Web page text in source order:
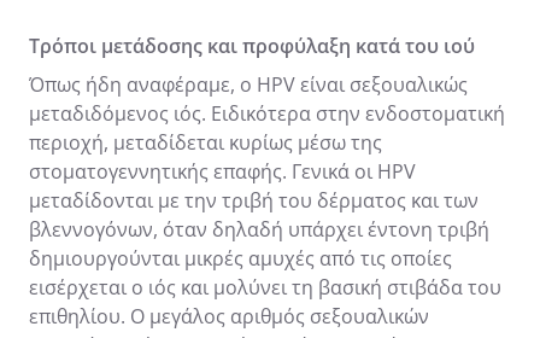
Τρόποι μετάδοσης και προφύλαξη κατά του ιού
Όπως ήδη αναφέραμε, ο HPV είναι σεξουαλικώς
μεταδιδόμενος ιός. Ειδικότερα στην ενδοστοματική
περιοχή, μεταδίδεται κυρίως μέσω της
στοματογεννητικής επαφής. Γενικά οι HPV
μεταδίδονται με την τριβή του δέρματος και των
βλεννογόνων, όταν δηλαδή υπάρχει έντονη τριβή
δημιουργούνται μικρές αμυχές από τις οποίες
εισέρχεται ο ιός και μολύνει τη βασική στιβάδα του
επιθηλίου. Ο μεγάλος αριθμός σεξουαλικών